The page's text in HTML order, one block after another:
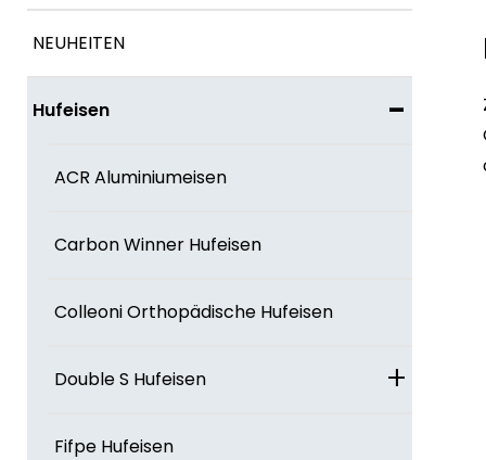
NEUHEITEN
Hufeisen -
ACR Aluminiumeisen
Carbon Winner Hufeisen
Colleoni Orthopädische Hufeisen
Double S Hufeisen +
Fifpe Hufeisen